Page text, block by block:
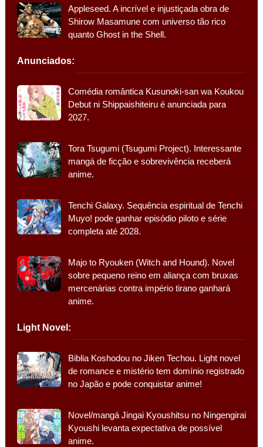
Appleseed. A incrível e injustiçada obra de
Shirow Masamune com universo tão rico
quanto Ghost in the Shell.
Anunciados:
Comédia romântica Kusunoki-san wa Koukou
Debut ni Shippaishiteiru é anunciada para
2027.
Tora Tsugumi (Tsugumi Project). Interessante
mangá de ficção e sobrevivência receberá
anime.
Tenchi Galaxy. Sequência espiritual de Tenchi
Muyo! pode ganhar episódio piloto e série
completa até 2028.
Majo to Ryouken (Witch and Hound). Novel
sobre pequeno reino em aliança com bruxas
mercenárias contra império tirano ganhará
anime.
Light Novel:
Biblia Koshodou no Jiken Techou. Light novel
de romance e mistério tem domínio registrado
no Japão e pode conquistar anime!
Novel/mangá Jingai Kyoushitsu no Ningengirai
Kyoushi levanta expectativa de possível
anime.